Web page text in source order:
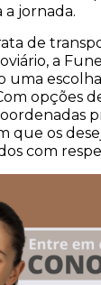
jornada.
de
a
uma
opções
que os
com